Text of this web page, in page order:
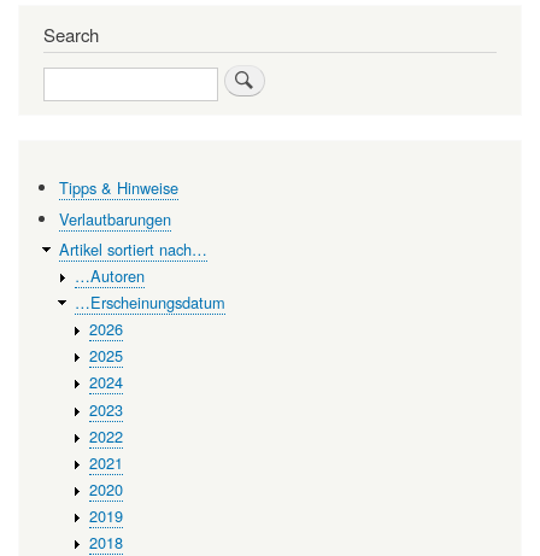
Letale
im
Kampf
gegen
Viren
Search
Search
Tipps & Hinweise
Verlautbarungen
Artikel sortiert nach…
…Autoren
…Erscheinungsdatum
2026
2025
2024
2023
2022
2021
2020
2019
2018